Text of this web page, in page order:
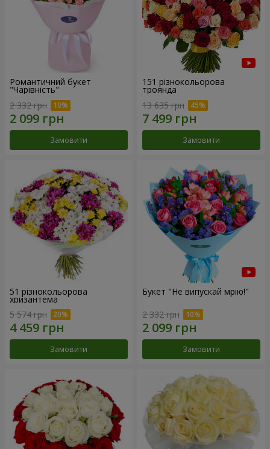
Романтичний букет
"Чарівність"
2 332 грн
Замовити
151 різнокольорова
троянда
13 635 грн
Замовити
51 різнокольорова
хризантема
5 574 грн
Замовити
Букет "Не випускай мрію!"
2 332 грн
Замовити